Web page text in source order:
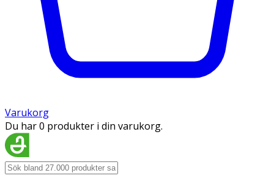
Varukorg
Du har 0 produkter i din varukorg.